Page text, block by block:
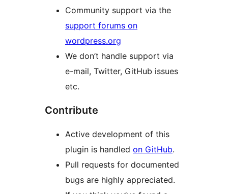
Community support via the
support forums on
wordpress.org
We don’t handle support via
e-mail, Twitter, GitHub issues
etc.
Contribute
Active development of this
plugin is handled on GitHub.
Pull requests for documented
bugs are highly appreciated.